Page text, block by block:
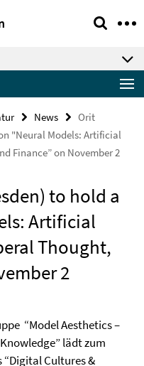
News
Orit
"Neural Models: Artificial
Finance” on November 2
to hold a
Artificial
Thought,
2
“Model Aesthetics –
lädt zum
Cultures &